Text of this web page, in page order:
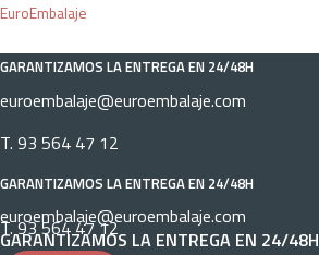
Ir
contenido
EuroEmbalaje
GARANTIZAMOS LA ENTREGA EN 24/48H
euroembalaje@euroembalaje.com
T. 93 564 47 12
GARANTIZAMOS LA ENTREGA EN 24/48H
euroembalaje@euroembalaje.com
T. 93 564 47 12
GARANTIZAMOS LA ENTREGA EN 24/48H
Menú
Menú